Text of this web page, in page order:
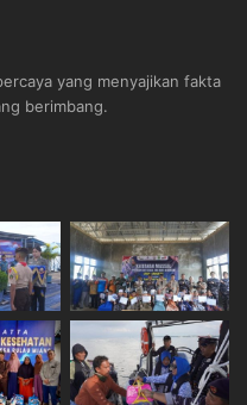
yang menyajikan fakta
berimbang.